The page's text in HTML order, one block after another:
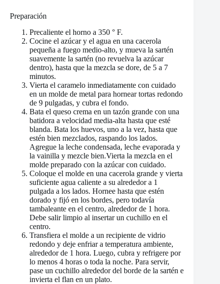
Preparación
Precaliente el horno a 350 ° F.
Cocine el azúcar y el agua en una cacerola
pequeña a fuego medio-alto, y mueva la sartén
suavemente la sartén (no revuelva la azúcar
dentro), hasta que la mezcla se dore, de 5 a 7
minutos.
Vierta el caramelo inmediatamente con cuidado
en un molde de metal para hornear tortas redondo
de 9 pulgadas, y cubra el fondo.
Bata el queso crema en un tazón grande con una
batidora a velocidad media-alta hasta que esté
blanda. Bata los huevos, uno a la vez, hasta que
estén bien mezclados, raspando los lados.
Agregue la leche condensada, leche evaporada y
la vainilla y mezcle bien.Vierta la mezcla en el
molde preparado con la azúcar con cuidado.
Coloque el molde en una cacerola grande y vierta
suficiente agua caliente a su alrededor a 1
pulgada a los lados. Hornee hasta que estén
dorado y fijó en los bordes, pero todavía
tambaleante en el centro, alrededor de 1 hora.
Debe salir limpio al insertar un cuchillo en el
centro.
Transfiera el molde a un recipiente de vidrio
redondo y deje enfriar a temperatura ambiente,
alrededor de 1 hora. Luego, cubra y refrigere por
lo menos 4 horas o toda la noche. Para servir,
pase un cuchillo alrededor del borde de la sartén e
invierta el flan en un plato.